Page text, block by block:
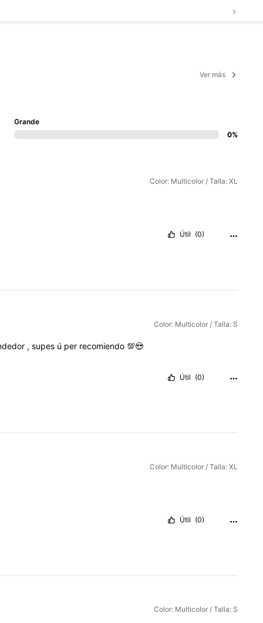
Ver más
Grande
0%
Color: Multicolor / Talla: XL
Útil (0)
Color: Multicolor / Talla: S
,supes ú per recomiendo💯😍
Útil (0)
Color: Multicolor / Talla: XL
Útil (0)
Color: Multicolor / Talla: S